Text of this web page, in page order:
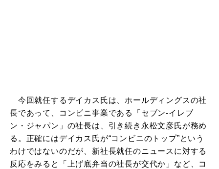
今回就任するデイカス氏は、ホールディングスの社
長であって、コンビニ事業である「セブン-イレブ
ン・ジャパン」の社長は、引き続き永松文彦氏が務め
る。正確にはデイカス氏が“コンビニのトップ”という
わけではないのだが、新社長就任のニュースに対する
反応をみると「上げ底弁当の社長が交代か」など、コ